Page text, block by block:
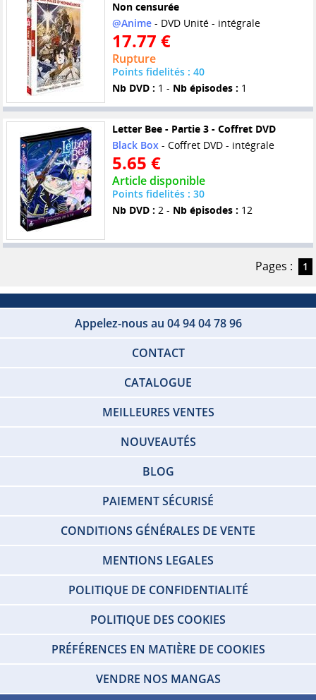
Non censurée
@Anime- DVD Unité - intégrale
17.77 €
Rupture
Points fidelités : 40
Nb DVD : 1 - Nb épisodes : 1
Letter Bee - Partie 3 - Coffret DVD
Black Box- Coffret DVD - intégrale
5.65 €
Article disponible
Points fidelités : 30
Nb DVD : 2 - Nb épisodes : 12
Pages : 1
Appelez-nous au 04 94 04 78 96
CONTACT
CATALOGUE
MEILLEURES VENTES
NOUVEAUTÉS
BLOG
PAIEMENT SÉCURISÉ
CONDITIONS GÉNÉRALES DE VENTE
MENTIONS LEGALES
POLITIQUE DE CONFIDENTIALITÉ
POLITIQUE DES COOKIES
PRÉFÉRENCES EN MATIÈRE DE COOKIES
VENDRE NOS MANGAS